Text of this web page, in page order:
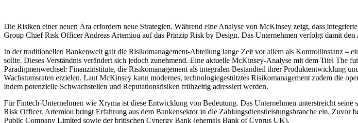
Die Risiken einer neuen Ära erfordern neue Strategien. Während eine Analyse von McKinsey zeigt, dass
Group Chief Risk Officer Andreas Artemiou auf das Prinzip Risk by Design. Das Unternehmen verfolgt damit
In der traditionellen Bankenwelt galt die Risikomanagement-Abteilung lange Zeit vor allem als Kontrollinstanz –
sollte. Dieses Verständnis verändert sich jedoch zunehmend. Eine aktuelle McKinsey-Analyse mit dem Titel The
Paradigmenwechsel: Finanzinstitute, die Risikomanagement als integralen Bestandteil ihrer Produktentwicklung
Wachstumsraten erzielen. Laut McKinsey kann modernes, technologiegestütztes Risikomanagement zudem die
indem potenzielle Schwachstellen und Reputationsrisiken frühzeitig adressiert werden.
Für Fintech-Unternehmen wie Xryma ist diese Entwicklung von Bedeutung. Das Unternehmen unterstreicht
Risk Officer. Artemiou bringt Erfahrung aus dem Bankensektor in die Zahlungsdienstleistungsbranche ein.
Public Company Limited sowie der britischen Cynergy Bank (ehemals Bank of Cyprus UK).